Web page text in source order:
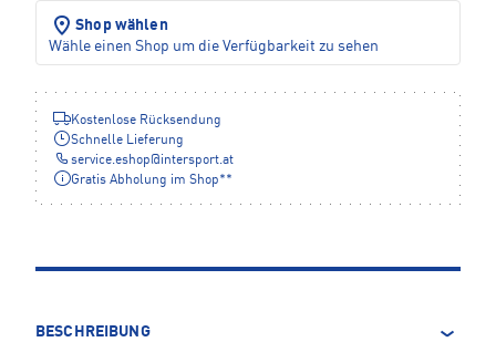
Shop wählen
Wähle einen Shop um die Verfügbarkeit zu sehen
Kostenlose Rücksendung
Schnelle Lieferung
service.eshop@intersport.at
Gratis Abholung im Shop**
BESCHREIBUNG